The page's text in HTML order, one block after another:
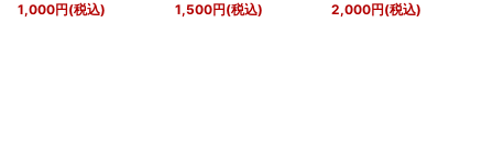
1,000円(税込)
1,500円(税込)
2,000円(税込)